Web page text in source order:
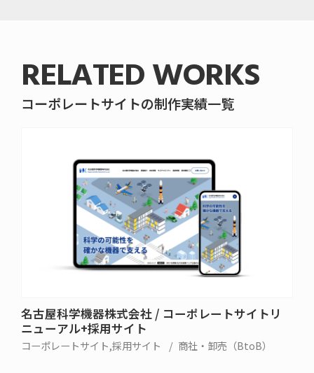
RELATED WORKS
コーポレートサイトの制作実績一覧
名古屋科学機器株式会社 / コーポレートサイトリ
ニューアル+採用サイト
コーポレートサイト 採用サイト 商社・卸売（BtoB）